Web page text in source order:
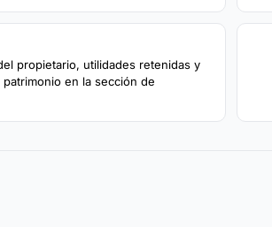
propietario, utilidades retenidas y
en la sección de